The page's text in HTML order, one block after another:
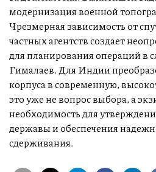
модернизация военной
Чрезмерная зависимость от
частных агентств создает
для планирования операций в
Гималаев. Для Индии
корпуса в современную,
это уже не вопрос выбора, а
необходимость для
державы и обеспечения
сдерживания.